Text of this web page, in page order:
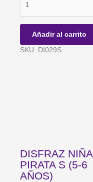
cantidad
Añadir al carrito
SKU: DI029S
DISFRAZ NIÑA
PIRATA S (5-6
AÑOS)